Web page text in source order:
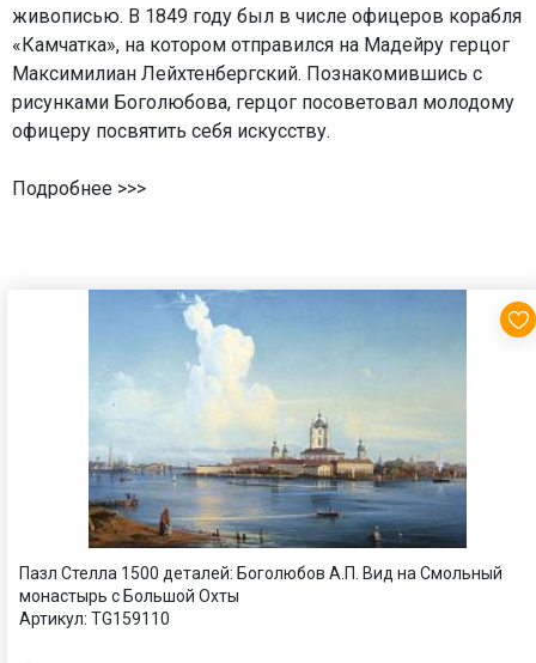
живописью. В 1849 году был в числе офицеров корабля
«Камчатка», на котором отправился на Мадейру герцог
Максимилиан Лейхтенбергский. Познакомившись с
рисунками Боголюбова, герцог посоветовал молодому
офицеру посвятить себя искусству.
Подробнее >>>
Пазл Стелла 1500 деталей: Боголюбов А.П. Вид на Смольный
монастырь с Большой Охты
Артикул: TG159110